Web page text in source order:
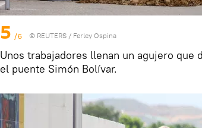
5 /6 © REUTERS / Ferley Ospina
Unos trabajadores llenan un agujero que
el puente Simón Bolívar.